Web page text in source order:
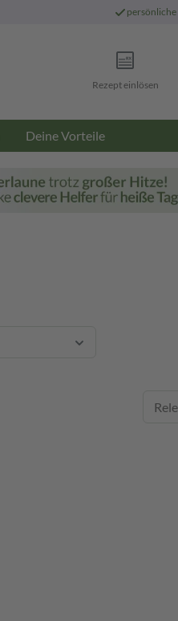
persönliche
Rezept einlösen
Deine Vorteile